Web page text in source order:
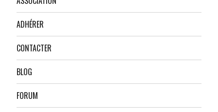
ADHÉRER
CONTACTER
BLOG
FORUM